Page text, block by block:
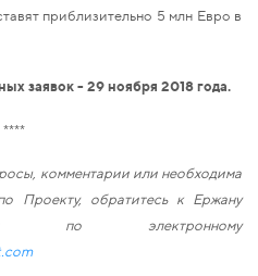
приблизительно 5 млн Евро в
заявок - 29 ноября 2018 года.
****
комментарии или необходима
Проекту, обратитесь к Ержану
по электронному